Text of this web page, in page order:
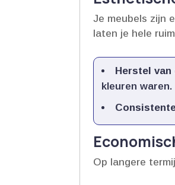
Je meubels zijn
laten je hele
Herstel
kleuren waren.​
Op langere